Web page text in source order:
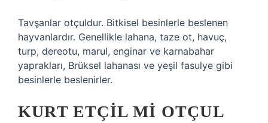
Tavşanlar otçuldur. Bitkisel besinlerle beslenen
hayvanlardır. Genellikle lahana, taze ot, havuç,
turp, dereotu, marul, enginar ve karnabahar
yaprakları, Brüksel lahanası ve yeşil fasulye gibi
besinlerle beslenirler.
KURT ETÇIL MI OTÇUL